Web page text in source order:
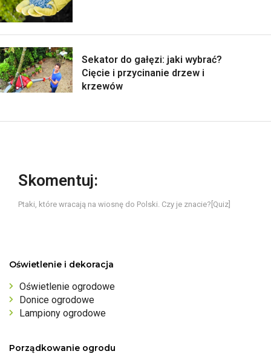
Sekator do gałęzi: jaki wybrać?
Cięcie i przycinanie drzew i
krzewów
Skomentuj:
Ptaki, które wracają na wiosnę do Polski. Czy je znacie?[Quiz]
Oświetlenie i dekoracja
Oświetlenie ogrodowe
Donice ogrodowe
Lampiony ogrodowe
Porządkowanie ogrodu